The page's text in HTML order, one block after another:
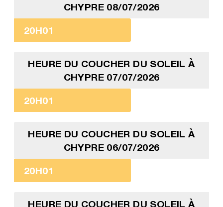
CHYPRE 08/07/2026
20H01
HEURE DU COUCHER DU SOLEIL À
CHYPRE 07/07/2026
20H01
HEURE DU COUCHER DU SOLEIL À
CHYPRE 06/07/2026
20H01
HEURE DU COUCHER DU SOLEIL À